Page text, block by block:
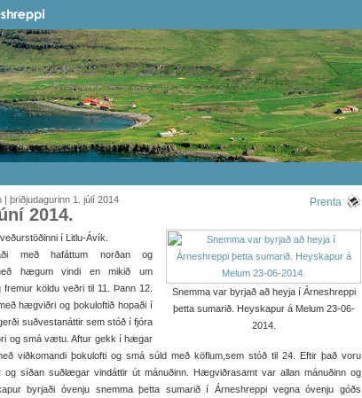
þriðjudagurinn 1. júlí 2014 Prenta
2014.
Snemma var byrjað að heyja í Árneshreppi
þetta sumarið. Heyskapur á Melum 23-06-
2014.
í Litlu-Ávík.
með hafáttum norðan og
hægum vindi en mikið um
köldu veðri til 11. Þann 12.
hægviðri og þokuloftið hopaði í
suðvestanáttir sem stóð í fjóra
og smá vætu. Aftur gekk í hægar
viðkomandi þokulofti og smá súld með köflum,sem stóð til 24. Eftir það voru
og síðan suðlægar vindáttir út mánuðinn. Hægviðrasamt var allan mánuðinn og
byrjaði óvenju snemma þetta sumarið í Árneshreppi vegna óvenju góðs